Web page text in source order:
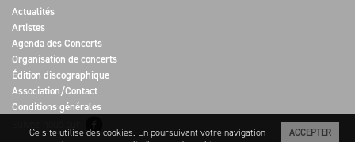
Actualités
Artistes
Agenda des Concerts
Organisation de concerts
Édition discographique
Association/Contact
Conditions générales
Ce site utilise des cookies. En poursuivant votre navigation
ACCEPTER